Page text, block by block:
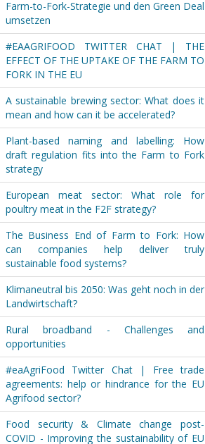
Farm-to-Fork-Strategie und den Green Deal
umsetzen
#EAAGRIFOOD TWITTER CHAT | THE
EFFECT OF THE UPTAKE OF THE FARM TO
FORK IN THE EU
A sustainable brewing sector: What does it
mean and how can it be accelerated?
Plant-based naming and labelling: How
draft regulation fits into the Farm to Fork
strategy
European meat sector: What role for
poultry meat in the F2F strategy?
The Business End of Farm to Fork: How
can companies help deliver truly
sustainable food systems?
Klimaneutral bis 2050: Was geht noch in der
Landwirtschaft?
Rural broadband - Challenges and
opportunities
#eaAgriFood Twitter Chat | Free trade
agreements: help or hindrance for the EU
Agrifood sector?
Food security & Climate change post-
COVID - Improving the sustainability of EU